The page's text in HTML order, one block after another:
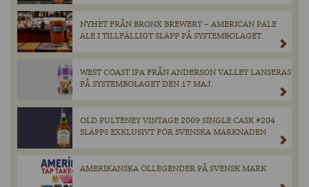
NYHET FRÅN BRONX BREWERY – AMERICAN PALE
ALE I TILLFÄLLIGT SLÄPP PÅ SYSTEMBOLAGET.
WEST COAST IPA FRÅN ANDERSON VALLEY LANSERAS
PÅ SYSTEMBOLAGET DEN 17 MAJ.
OLD PULTENEY VINTAGE 2009 SINGLE CASK #204
SLÄPPS EXKLUSIVT FÖR SVENSKA MARKNADEN
AMERIKANSKA ÖLLEGENDER PÅ SVENSK MARK